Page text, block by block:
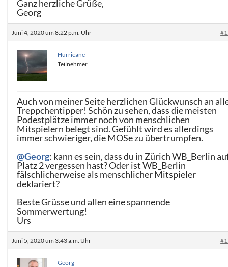
Ganz herzliche Grüße,
Georg
Juni 4, 2020 um 8:22 p.m. Uhr
Hurricane
Teilnehmer
Auch von meiner Seite herzlichen Glückwunsch an
Treppchentipper! Schön zu sehen, dass die meisten
Podestplätze immer noch von menschlichen
Mitspielern belegt sind. Gefühlt wird es allerdings
immer schwieriger, die MOSe zu übertrumpfen.
@Georg: kann es sein, dass du in Zürich WB_Berlin
Platz 2 vergessen hast? Oder ist WB_Berlin
fälschlicherweise als menschlicher Mitspieler
deklariert?
Beste Grüsse und allen eine spannende
Sommerwertung!
Urs
Juni 5, 2020 um 3:43 a.m. Uhr
Georg